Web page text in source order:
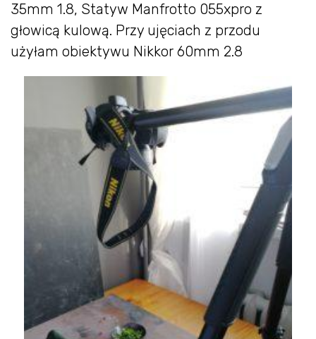
35mm 1.8, Statyw Manfrotto 055xpro z
głowicą kulową. Przy ujęciach z przodu
użyłam obiektywu Nikkor 60mm 2.8